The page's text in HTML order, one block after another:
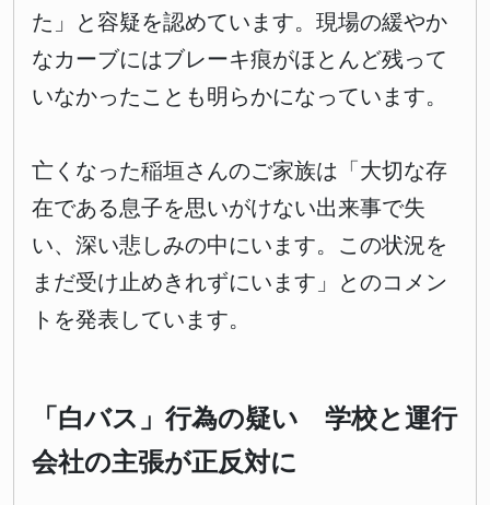
た」と容疑を認めています。現場の緩やか
なカーブにはブレーキ痕がほとんど残って
いなかったことも明らかになっています。
亡くなった稲垣さんのご家族は「大切な存
在である息子を思いがけない出来事で失
い、深い悲しみの中にいます。この状況を
まだ受け止めきれずにいます」とのコメン
トを発表しています。
「白バス」行為の疑い 学校と運行
会社の主張が正反対に